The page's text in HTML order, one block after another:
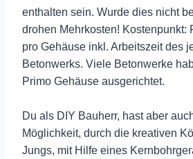
enthalten sein. Wurde dies nicht
drohen Mehrkosten! Kostenpunkt:
pro Gehäuse inkl. Arbeitszeit des
Betonwerks. Viele Betonwerke
Primo Gehäuse ausgerichtet.
Du als DIY Bauherr, hast aber
Möglichkeit, durch die kreativen
Jungs, mit Hilfe eines